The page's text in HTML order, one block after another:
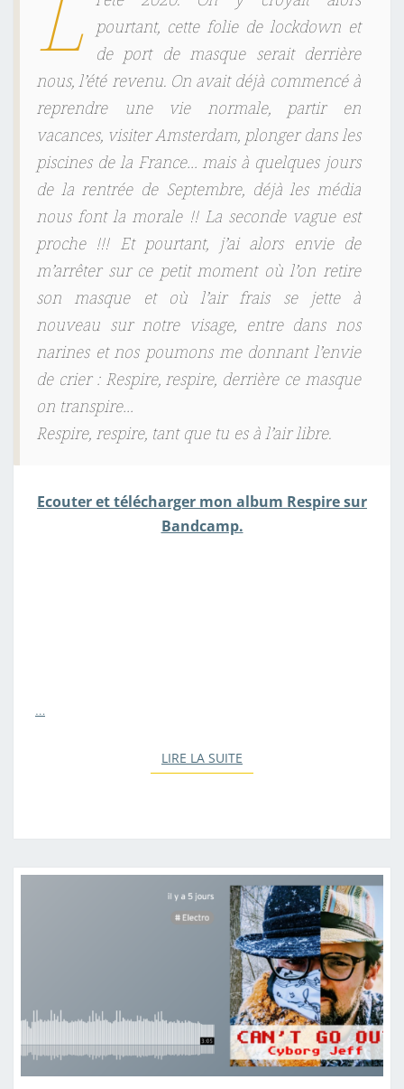
L pourtant, cette folie de lockdown et
de port de masque serait derrière
nous, l’été revenu. On avait déjà commencé à
reprendre une vie normale, partir en
vacances, visiter Amsterdam, plonger dans les
piscines de la France… mais à quelques jours
de la rentrée de Septembre, déjà les média
nous font la morale !! La seconde vague est
proche !!! Et pourtant, j’ai alors envie de
m’arrêter sur ce petit moment où l’on retire
son masque et où l’air frais se jette à
nouveau sur notre visage, entre dans nos
narines et nos poumons me donnant l’envie
de crier : Respire, respire, derrière ce masque
on transpire…
Respire, respire, tant que tu es à l’air libre.
Ecouter et télécharger mon album Respire sur
Bandcamp.
…
LIRE LA SUITE